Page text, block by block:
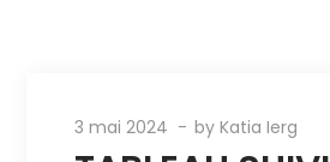
3 mai 2024 byKatia Ierg